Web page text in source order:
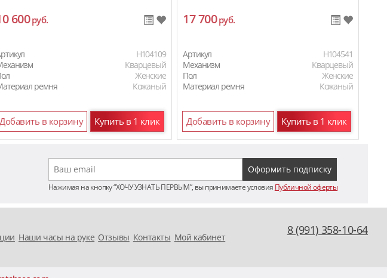
600руб.
H104109
Кварцевый
Женские
ремня
Кожаный
Добавить в корзину Купить в 1 клик
17 700руб.
Артикул
H104541
Механизм
Кварцевый
Пол
Женские
Материал ремня
Кожаный
Добавить в корзину Купить в 1 клик
Нажимая на кнопку “ХОЧУ УЗНАТЬ ПЕРВЫМ”, вы принимаете условия Публичной оферты
Наши часы на руке Отзывы Контакты Мой кабинет
8 (991) 358-10-64